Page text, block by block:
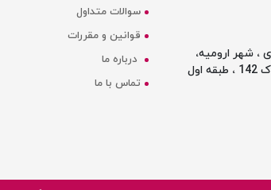
، شهر ارومیه،
سوالات متداول
قوانین و مقررات
درباره ما
تماس با ما